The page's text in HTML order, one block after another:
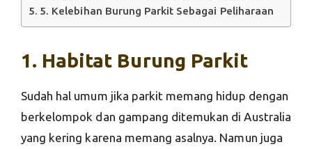
5. Kelebihan Burung Parkit Sebagai Peliharaan
1. Habitat Burung Parkit
Sudah hal umum jika parkit memang hidup dengan
berkelompok dan gampang ditemukan di Australia
yang kering karena memang asalnya. Namun juga